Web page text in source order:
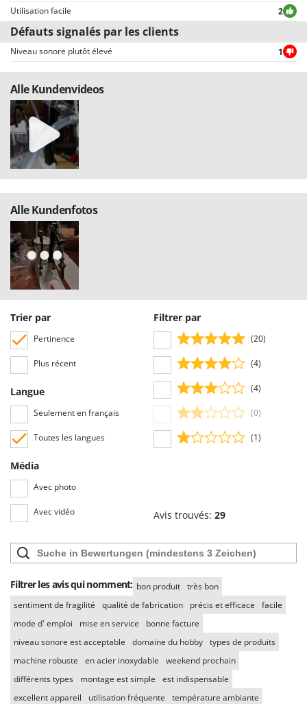
Seven Italy
Shark
Silky
Simatech
Sirman
Skil
Smartwood
Smeg
Snapper
Solidur
Spice Electronics
Spiralmac
Spring Protezione
Spyro
Stiga
Stocker
Sunseeker
T
Tecla
TecnoGen
Tellarini Pompe
Tornado
Tre Spade
Trev - Abrek - TecnoVIR
Trotec
Troy-Bilt
U
Udor
Unger
Utilisation facile
2
Défauts signalés par les clients
Niveau sonore plutôt élevé 1
Alle Kundenvideos
Alle Kundenfotos
Trier par
Pertinence
Plus récent
Langue
Seulement en français
Toutes les langues
Média
Avec photo
Avec vidéo
Filtrer par
(20)
(4)
(4)
(0)
(1)
Avis trouvés: 29
Filtrer les avis qui nomment: bon produit
très bon
sentiment de fragilité
qualité de fabrication précis et efficace
facile
mode d' emploi
mise en service
bonne facture
niveau sonore est acceptable
domaine du hobby types de produits
machine robuste
en acier inoxydable
weekend prochain
différents types
montage est simple
est indispensable
excellent appareil
utilisation fréquente
température ambiante